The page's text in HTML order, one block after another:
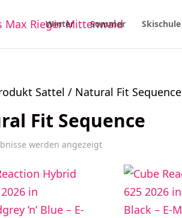
Winter Sommer Skischule
Sattel / Natural Fit Sequence
Fit Sequence
werden angezeigt